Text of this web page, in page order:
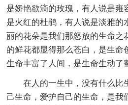
是娇艳欲滴的玫瑰，有人说是雍
是火红的杜鹃，有人说是淡雅
丽的花朵是我们那怒放的生命之
的鲜花都显得那么苍白，是生命
生命丰富了人间，是生命生动了
在人的一生中，没有什么比
己生命，爱护自己的生命，是我